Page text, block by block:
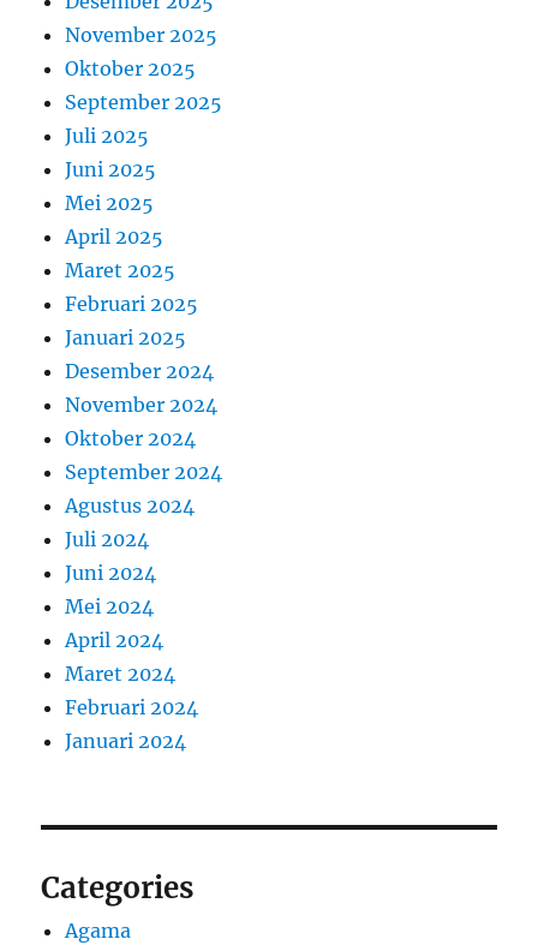
November 2025
Oktober 2025
September 2025
Juli 2025
Juni 2025
Mei 2025
April 2025
Maret 2025
Februari 2025
Januari 2025
Desember 2024
November 2024
Oktober 2024
September 2024
Agustus 2024
Juli 2024
Juni 2024
Mei 2024
April 2024
Maret 2024
Februari 2024
Januari 2024
Categories
Agama